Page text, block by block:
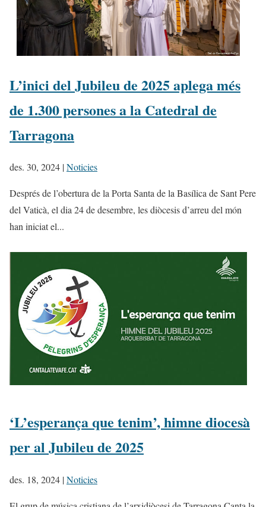
L’inici del Jubileu de 2025 aplega més
de 1.300 persones a la Catedral de
Tarragona
des. 30, 2024 |Noticies
Després de l’obertura de la Porta Santa de la Basílica de Sant Pere
del Vaticà, el dia 24 de desembre, les diòcesis d’arreu del món
han iniciat el...
‘L’esperança que tenim’, himne diocesà
per al Jubileu de 2025
des. 18, 2024 |Noticies